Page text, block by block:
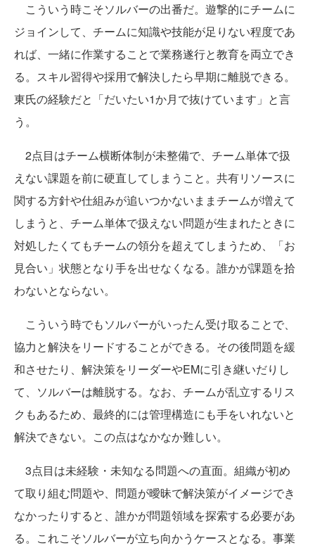
こういう時こそソルバーの出番だ。遊撃的にチームに
ジョインして、チームに知識や技能が足りない程度であ
れば、一緒に作業することで業務遂行と教育を両立でき
る。スキル習得や採用で解決したら早期に離脱できる。
東氏の経験だと「だいたい1か月で抜けています」と言
う。
2点目はチーム横断体制が未整備で、チーム単体で扱
えない課題を前に硬直してしまうこと。共有リソースに
関する方針や仕組みが追いつかないままチームが増えて
しまうと、チーム単体で扱えない問題が生まれたときに
対処したくてもチームの領分を超えてしまうため、「お
見合い」状態となり手を出せなくなる。誰かが課題を拾
わないとならない。
こういう時でもソルバーがいったん受け取ることで、
協力と解決をリードすることができる。その後問題を緩
和させたり、解決策をリーダーやEMに引き継いだりし
て、ソルバーは離脱する。なお、チームが乱立するリス
クもあるため、最終的には管理構造にも手をいれないと
解決できない。この点はなかなか難しい。
3点目は未経験・未知なる問題への直面。組織が初め
て取り組む問題や、問題が曖昧で解決策がイメージでき
なかったりすると、誰かが問題領域を探索する必要があ
る。これこそソルバーが立ち向かうケースとなる。事業